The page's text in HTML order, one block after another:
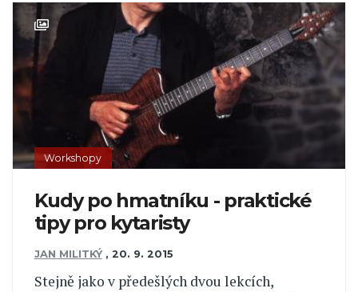
Workshopy
Kudy po hmatníku - praktické
tipy pro kytaristy
JAN MILITKÝ , 20. 9. 2015
Stejně jako v předešlých dvou lekcích,